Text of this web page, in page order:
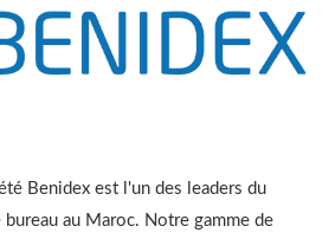
Benidex est l'un des leaders du
au Maroc. Notre gamme de